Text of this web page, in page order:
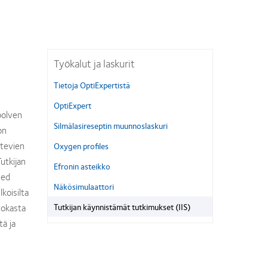
ja
Työkalut ja laskurit
Tietoja OptiExpertistä
OptiExpert
Silmälasireseptin muunnoslaskuri
Oxygen profiles
Efronin asteikko
Näkösimulaattori
Tutkijan käynnistämät tutkimukset (IIS)